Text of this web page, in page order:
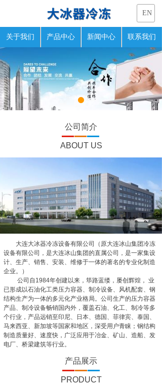
关于我们 产品中心 新闻中心 联系我们
EN
公司简介
ABOUT US
大连大冰器冷冻设备有限公司（原大连冰山集团冷冻
设备有限公司，是大连冰山集团的直属公司，是一家集设
计、生产、销售、安装、维修于一体的著名的专业化制造
企业。）
公司自1984年创建以来，筚路蓝缕，屡创辉煌， 业
已形成以石油化工类压力容器、制冷设备、风机配套、钢
结构生产为一体的多元化产业格局。公司生产的压力容器
产品、制冷设备畅销国内外，覆盖石油、化工、制冷等多
个行业，产品远销至印尼、日本、德国、菲律宾、泰国、
马来西亚、新加坡等国家和地区，深受用户青睐；钢结构
制造质量好、速度快，广泛应用于冶金、矿山、造船、发
电厂、桥梁建筑等行业。
产品展示
PRODUCT